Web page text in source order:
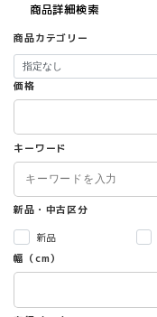
商品詳細検索
商品カテゴリー
価格
キーワード
新品・中古区分
新品
幅（cm）